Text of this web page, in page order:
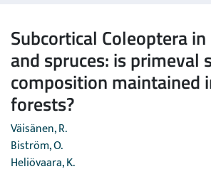
Subcortical Coleoptera
and spruces: is primeval
composition maintained
forests?
Väisänen, R.
Biström, O.
Heliövaara, K.